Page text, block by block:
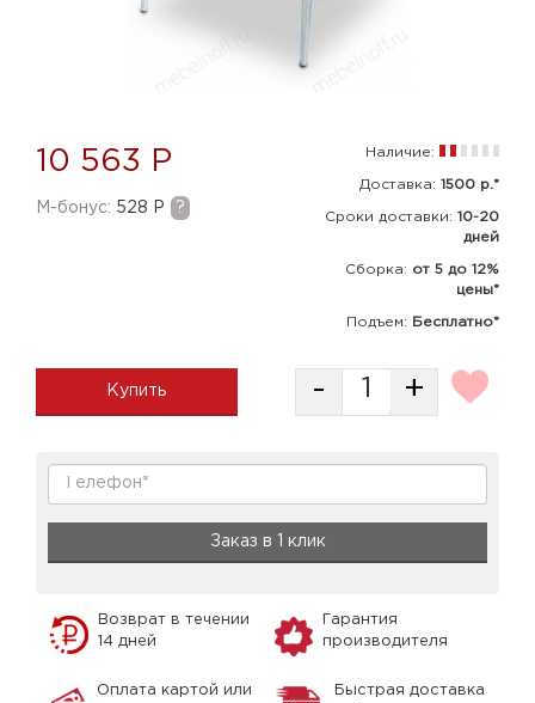
10 563 Р
M-бонус: 528 Р ?
Наличие:
Доставка: 1500 р.*
Сроки доставки: 10-20
дней
Сборка: от 5 до 12%
цены*
Подъем: Бесплатно*
Купить - +
Заказ в 1 клик
Возврат в течении
14 дней
Гарантия
производителя
Оплата картой или
Быстрая доставка